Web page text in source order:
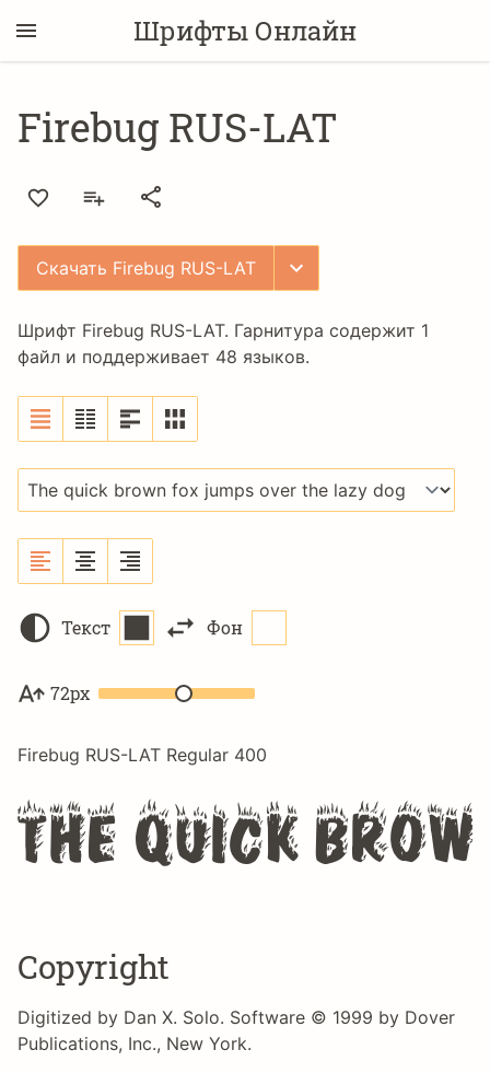
Шрифты Онлайн
Firebug RUS-LAT
Скачать Firebug RUS-LAT
Шрифт Firebug RUS-LAT. Гарнитура содержит 1
файл и поддерживает 48 языков.
Текст Фон
72px
Firebug RUS-LAT Regular 400
The quick
Copyright
Digitized by Dan X. Solo. Software © 1999 by Dover
Publications, Inc., New York.